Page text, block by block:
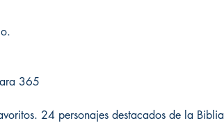
365
24 personajes destacados de la Biblia